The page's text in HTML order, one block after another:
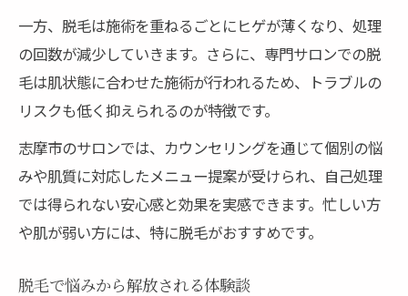
一方、脱毛は施術を重ねるごとにヒゲが薄くなり、処理
の回数が減少していきます。さらに、専門サロンでの脱
毛は肌状態に合わせた施術が行われるため、トラブルの
リスクも低く抑えられるのが特徴です。
志摩市のサロンでは、カウンセリングを通じて個別の悩
みや肌質に対応したメニュー提案が受けられ、自己処理
では得られない安心感と効果を実感できます。忙しい方
や肌が弱い方には、特に脱毛がおすすめです。
脱毛で悩みから解放される体験談